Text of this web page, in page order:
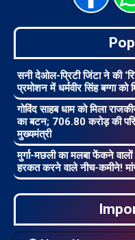
सनी देओल-प्रिटी जिंटा ने की
प्रमोशन में धर्मवीर सिंह बग्गा को
गोविंद साहब धाम को मिला
का बटन; 706.80 करोड़ की
मुख्यमंत्री
मुर्गा-मछली का मलबा फेंकने
हरकत करने वाले नीच-कमीने!